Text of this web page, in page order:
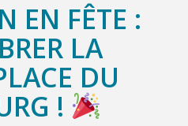
EN FÊTE :
LA
DU
!